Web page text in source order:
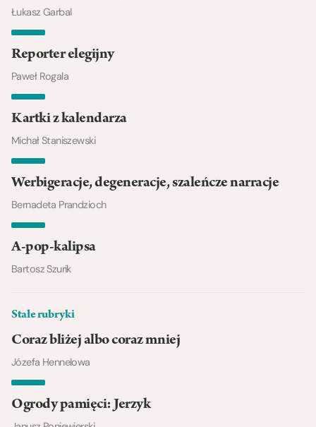
Łukasz Garbal
Reporter elegijny
Paweł Rogala
Kartki z kalendarza
Michał Staniszewski
Werbigeracje, degeneracje, szaleńcze narracje
Bernadeta Prandzioch
A-pop-kalipsa
Bartosz Szurik
Stałe rubryki
Coraz bliżej albo coraz mniej
Józefa Hennelowa
Ogrody pamięci: Jerzyk